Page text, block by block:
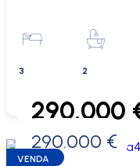
3 2
0 €
290.000
290.000 €
VENDA